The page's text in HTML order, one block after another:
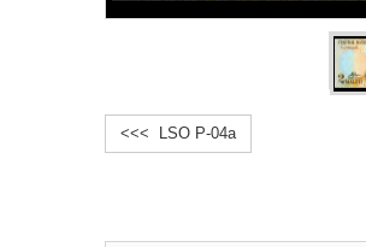
<<< LSO P-04a